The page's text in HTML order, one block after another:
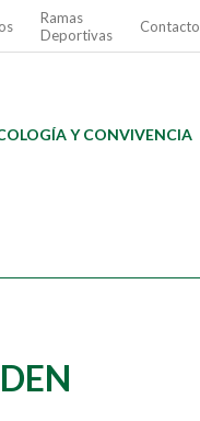
Ramas
Deportivas
Contacto
Y CONVIVENCIA